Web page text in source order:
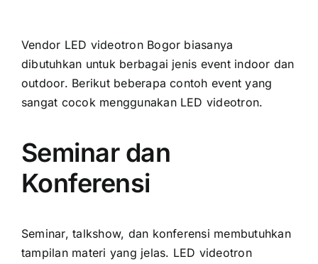
Vendor LED videotron Bogor biasanya
dibutuhkan untuk berbagai jenis event indoor dan
outdoor. Berikut beberapa contoh event yang
sangat cocok menggunakan LED videotron.
Seminar dan
Konferensi
Seminar, talkshow, dan konferensi membutuhkan
tampilan materi yang jelas. LED videotron